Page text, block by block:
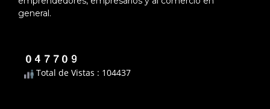
general.
Total de Vistas : 104437